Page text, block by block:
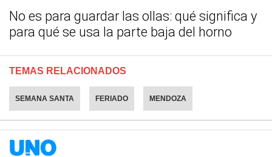
No es para guardar las ollas: qué significa y
para qué se usa la parte baja del horno
TEMAS RELACIONADOS
SEMANA SANTA FERIADO MENDOZA